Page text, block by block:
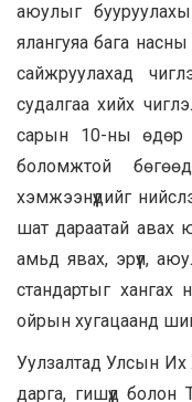
аюулыг
ялангуяа бага насны
сайжруулахад
судалгаа хийх
сарын 10-ны өдөр
боломжтой
хэмжээнүүдийг
шат дараатай авах
амьд явах, эрүүл,
стандартыг хангах
ойрын хугацаанд
Уулзалтад Улсын
дарга, гишүүд